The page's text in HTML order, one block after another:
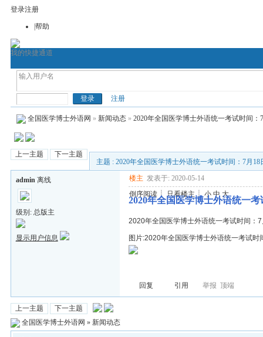
登录注册
|帮助
我的快捷通道
全国医学博士外语
注册
全国医学博士外语网 » 新闻动态» 2020年全国医学博士外语统一考试时间：
上一主题
下一主题
主题 : 2020年全国医学博士外语统一考试时间：7月18
admin 离线
级别: 总版主
显示用户信息
楼主 发表于: 2020-05-14
倒序阅读 ┊ 只看楼主 ┊ 小 中 大
2020年全国医学博士外语统一考
2020年全国医学博士外语统一考试时间：
图片:2020年全国医学博士外语统一考试时
回复 引用 举报 顶端
上一主题
下一主题
全国医学博士外语网 » 新闻动态